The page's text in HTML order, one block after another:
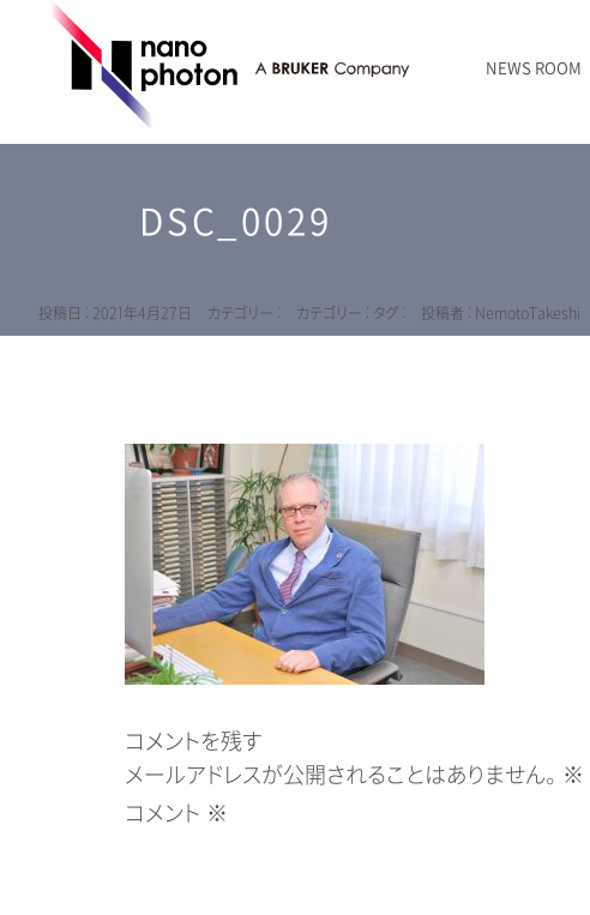
NEWS ROOM
RAMANtouch vioLa | 紫外・深紫外ラマン顕微鏡
sumilé | 広帯域 反射型対物レンズ
RAMAN顕微鏡オンライン見積もり
無機化合物・鉱物DSC_0029
投稿日 : 2021年4月27日 カテゴリー : カテゴリー : タグ : 投稿者 : NemotoTakeshi
コメントを残す
メールアドレスが公開されることはありません。 ※
コメント ※